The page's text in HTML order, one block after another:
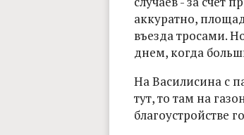
аккуратно,
въезда тросами.
днем, когда
На Василисина с
тут, то там на
благоустройстве